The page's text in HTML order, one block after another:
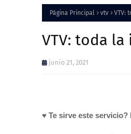
Página Principal vtv VTV:
VTV: toda
junio 21, 2021
♥ Te sirve este